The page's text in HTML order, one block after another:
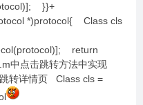
}}+
*)protocol{ Class cls
return
中点击跳转方法中实现
转详情页 Class cls =